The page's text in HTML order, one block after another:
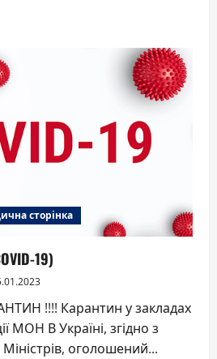
сторінка
19)
!!!! Карантин у закладах
МОН В Україні, згідно з
оголошений...